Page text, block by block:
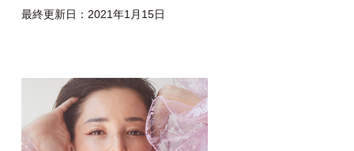
最終更新日：2021年1月15日